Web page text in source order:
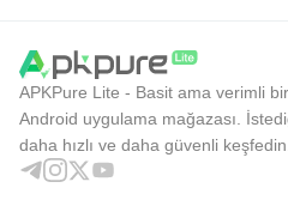
APKPure Lite - Basit ama verimli
Android uygulama mağazası.
daha hızlı ve daha güvenli keşfedin.